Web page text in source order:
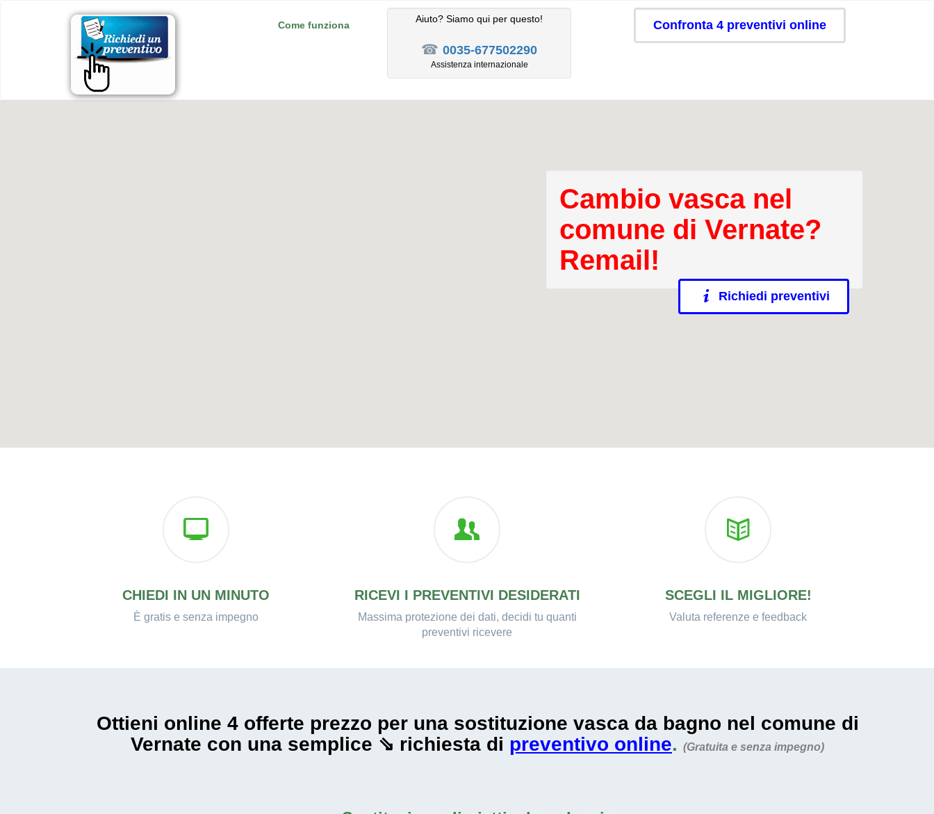
Come funziona
Aiuto? Siamo qui per questo!
☎ 0035-677502290
Assistenza internazionale
Confronta 4 preventivi online
Cambio vasca nel
comune di Vernate?
Remail!
Richiedi preventivi
CHIEDI IN UN MINUTO
È gratis e senza impegno
RICEVI I PREVENTIVI DESIDERATI
Massima protezione dei dati, decidi tu quanti
preventivi ricevere
SCEGLI IL MIGLIORE!
Valuta referenze e feedback
Ottieni online 4 offerte prezzo per una sostituzione vasca da bagno nel comune di
Vernate con una semplice ⇘ richiesta di preventivo online. (Gratuita e senza impegno)